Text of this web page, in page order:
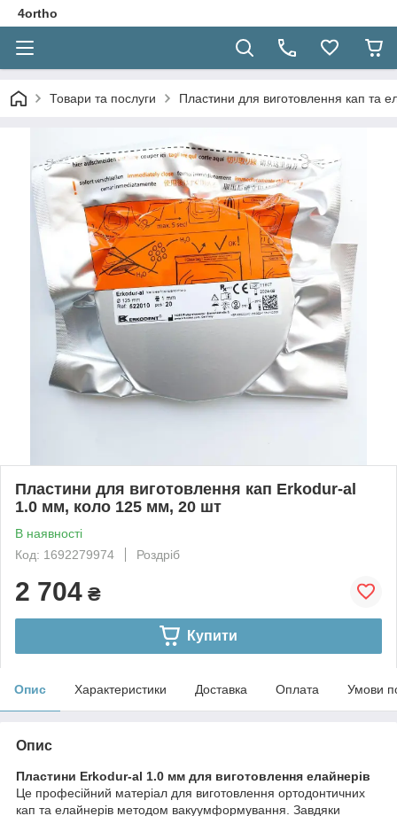
4ortho
Товари та послуги Пластини для виготовлення кап та
Пластини для виготовлення кап Erkodur-al
1.0 мм, коло 125 мм, 20 шт
В наявності
Код: 1692279974
Роздріб
2 704 ₴
Купити
Опис Характеристики Доставка Оплата Умови
Опис
Пластини Erkodur-al 1.0 мм для виготовлення елайнерів
Це професійний матеріал для виготовлення ортодонтичних
кап та елайнерів методом вакуумформування. Завдяки